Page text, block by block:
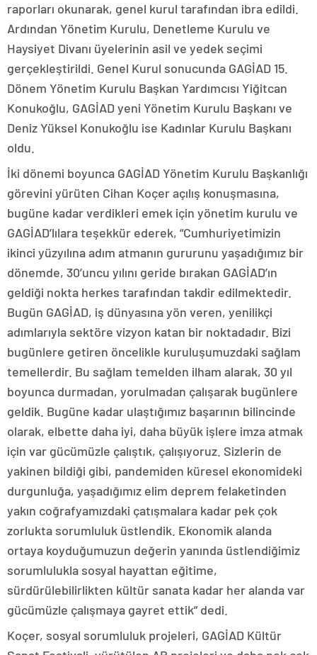
raporları okunarak, genel kurul tarafından ibra edildi.
Ardından Yönetim Kurulu, Denetleme Kurulu ve
Haysiyet Divanı üyelerinin asil ve yedek seçimi
gerçekleştirildi. Genel Kurul sonucunda GAGİAD 15.
Dönem Yönetim Kurulu Başkan Yardımcısı Yiğitcan
Konukoğlu, GAGİAD yeni Yönetim Kurulu Başkanı ve
Deniz Yüksel Konukoğlu ise Kadınlar Kurulu Başkanı
oldu.
İki dönemi boyunca GAGİAD Yönetim Kurulu Başkanlığı
görevini yürüten Cihan Koçer açılış konuşmasına,
bugüne kadar verdikleri emek için yönetim kurulu ve
GAGİAD’lılara teşekkür ederek, “Cumhuriyetimizin
ikinci yüzyılına adım atmanın gururunu yaşadığımız bir
dönemde, 30’uncu yılını geride bırakan GAGİAD’ın
geldiği nokta herkes tarafından takdir edilmektedir.
Bugün GAGİAD, iş dünyasına yön veren, yenilikçi
adımlarıyla sektöre vizyon katan bir noktadadır. Bizi
bugünlere getiren öncelikle kuruluşumuzdaki sağlam
temellerdir. Bu sağlam temelden ilham alarak, 30 yıl
boyunca durmadan, yorulmadan çalışarak bugünlere
geldik. Bugüne kadar ulaştığımız başarının bilincinde
olarak, elbette daha iyi, daha büyük işlere imza atmak
için var gücümüzle çalıştık, çalışıyoruz. Sizlerin de
yakinen bildiği gibi, pandemiden küresel ekonomideki
durgunluğa, yaşadığımız elim deprem felaketinden
yakın coğrafyamızdaki çatışmalara kadar pek çok
zorlukta sorumluluk üstlendik. Ekonomik alanda
ortaya koyduğumuzun değerin yanında üstlendiğimiz
sorumlulukla sosyal hayattan eğitime,
sürdürülebilirlikten kültür sanata kadar her alanda var
gücümüzle çalışmaya gayret ettik” dedi.
Koçer, sosyal sorumluluk projeleri, GAGİAD Kültür